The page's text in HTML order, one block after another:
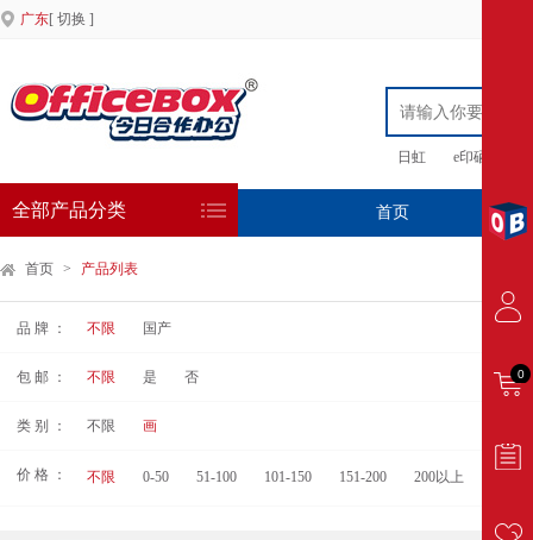
广东[ 切换 ]
日虹 e印硒鼓
全部产品分类 首页 专
首页 > 产品列表
品 牌 ： 不限 国产
包 邮 ： 不限 是 否
类 别 ： 不限 画
价 格 ： 不限 0-50 51-100 101-150 151-200 200以上
0